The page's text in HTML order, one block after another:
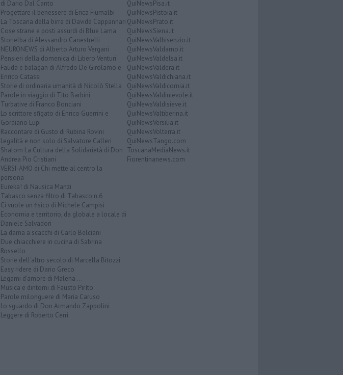
di Dario Dal Canto
Progettare il benessere di Erica Fiumalbi
La Toscana della birra di Davide Cappannari
Cose strane e posti assurdi di Blue Lama
Storielba di Alessandro Canestrelli
NEURONEWS di Alberto Arturo Vergani
Pensieri della domenica di Libero Venturi
Fauda e balagan di Alfredo De Girolamo e
Enrico Catassi
Storie di ordinaria umanità di Nicolò Stella
Parole in viaggio di Tito Barbini
Turbative di Franco Bonciani
Lo scrittore sfigato di Enrico Guerrini e
Gordiano Lupi
Raccontare di Gusto di Rubina Rovini
Legalità e non solo di Salvatore Calleri
Shalom La Cultura della Solidarietà di Don
Andrea Pio Cristiani
VERSI-AMO di Chi mette al centro la
persona
Eureka! di Nausica Manzi
Tabasco senza filtro di Tabasco n.6
Ci vuole un fisico di Michele Campisi
Economia e territorio, da globale a locale di
Daniele Salvadori
La dama a scacchi di Carlo Belciani
Due chiacchiere in cucina di Sabrina
Rossello
Storie dell'altro secolo di Marcella Bitozzi
Easy ridere di Dario Greco
Legami d'amore di Malena ...
Musica e dintorni di Fausto Pirìto
Parole milonguere di Maria Caruso
Lo sguardo di Don Armando Zappolini
Leggere di Roberto Cerri
QuiNewsPisa.it
QuiNewsPistoia.it
QuiNewsPrato.it
QuiNewsSiena.it
QuiNewsValbisenzio.it
QuiNewsValdarno.it
QuiNewsValdelsa.it
QuiNewsValdera.it
QuiNewsValdichiana.it
QuiNewsValdicornia.it
QuiNewsValdinievole.it
QuiNewsValdisieve.it
QuiNewsValtiberina.it
QuiNewsVersilia.it
QuiNewsVolterra.it
QuiNewsTango.com
ToscanaMediaNews.it
Fiorentinanews.com